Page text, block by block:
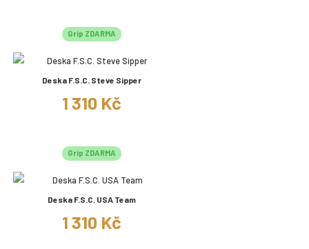
Grip ZDARMA
Deska F.S.C. Steve Sipper
1 310 Kč
Grip ZDARMA
Deska F.S.C. USA Team
1 310 Kč